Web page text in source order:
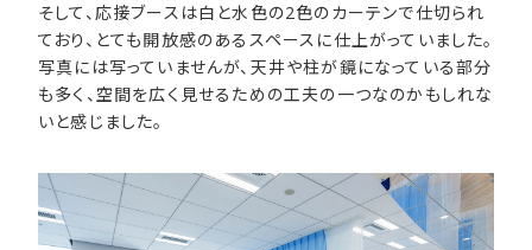
そして、応接ブースは白と水色の2色のカーテンで仕切られ
ており、とても開放感のあるスペースに仕上がっていました。
写真には写っていませんが、天井や柱が鏡になっている部分
も多く、空間を広く見せるための工夫の一つなのかもしれな
いと感じました。